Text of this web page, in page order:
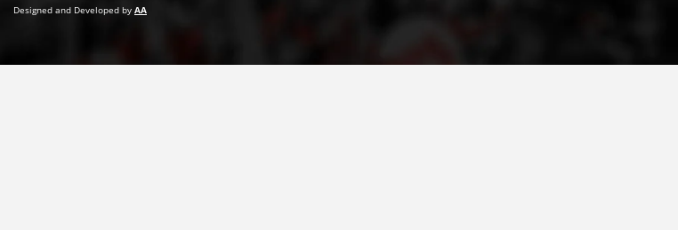
Designed and Developed by AA